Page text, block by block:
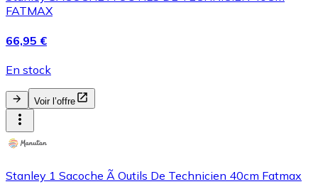
FATMAX
66,95 €
En stock
Voir l’offre
Stanley 1 Sacoche Ã Outils De Technicien 40cm Fatmax